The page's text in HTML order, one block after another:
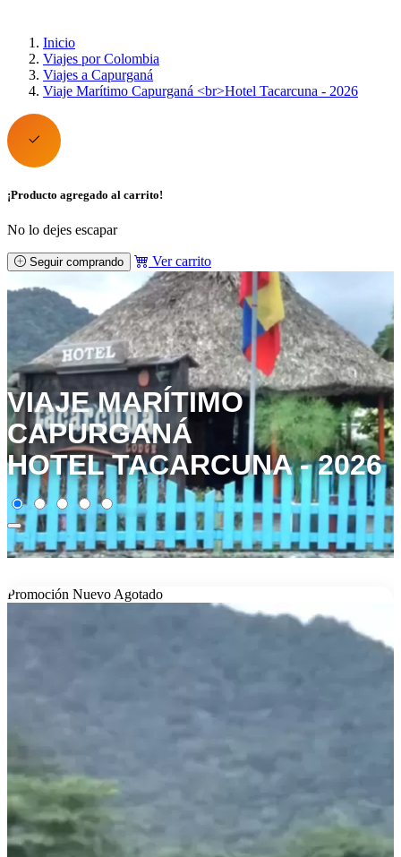
Inicio
Viajes por Colombia
Viajes a Capurganá
Viaje Marítimo Capurganá <br>Hotel Tacarcuna - 2026
¡Producto agregado al carrito!
No lo dejes escapar
Seguir comprando Ver carrito
VIAJE MARÍTIMO
CAPURGANÁ
HOTEL TACARCUNA - 2026
Promoción Nuevo Agotado